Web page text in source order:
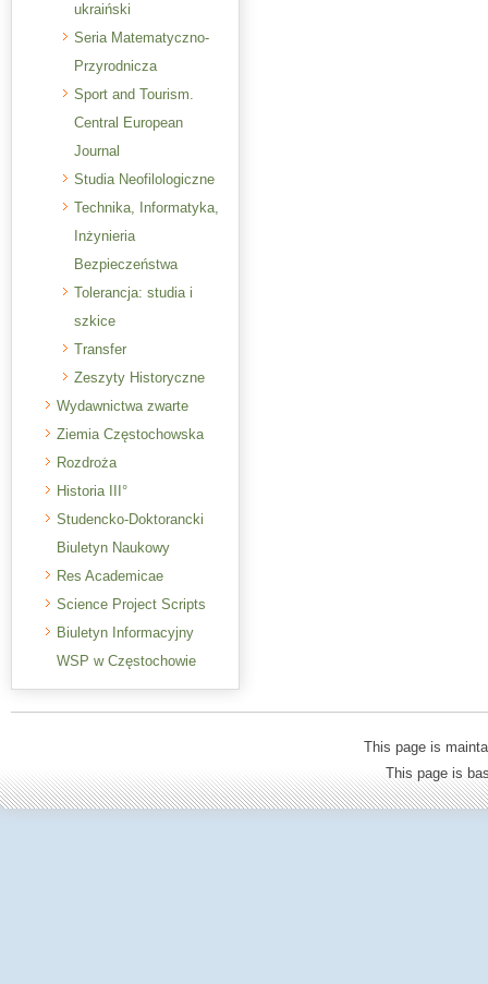
ukraiński
Seria Matematyczno-
Przyrodnicza
Sport and Tourism.
Central European
Journal
Studia Neofilologiczne
Technika, Informatyka,
Inżynieria
Bezpieczeństwa
Tolerancja: studia i
szkice
Transfer
Zeszyty Historyczne
Wydawnictwa zwarte
Ziemia Częstochowska
Rozdroża
Historia III°
Studencko-Doktorancki
Biuletyn Naukowy
Res Academicae
Science Project Scripts
Biuletyn Informacyjny
WSP w Częstochowie
This page is
This page is